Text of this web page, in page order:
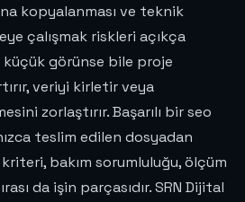
kopyalanması ve teknik
çalışmak riskleri açıkça
küçük görünse bile proje
veriyi kirletir veya
zorlaştırır. Başarılı bir seo
teslim edilen dosyadan
bakım sorumluluğu, ölçüm
da işin parçasıdır. SRN Dijital